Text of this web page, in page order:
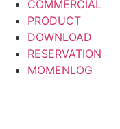
COMMERCIAL
PRODUCT
DOWNLOAD
RESERVATION
MOMENLOG